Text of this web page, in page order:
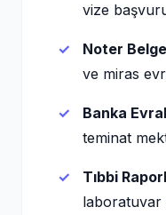
vize
Noter
ve miras
Banka
teminat
Tıbbi
laboratuvar